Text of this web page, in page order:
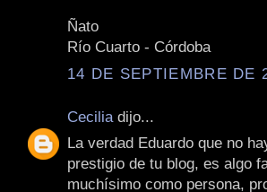
Ñato
Río Cuarto - Córdoba
14 DE SEPTIEMBRE DE
Cecilia dijo...
La verdad Eduardo que no
prestigio de tu blog, es algo
muchísimo como persona,